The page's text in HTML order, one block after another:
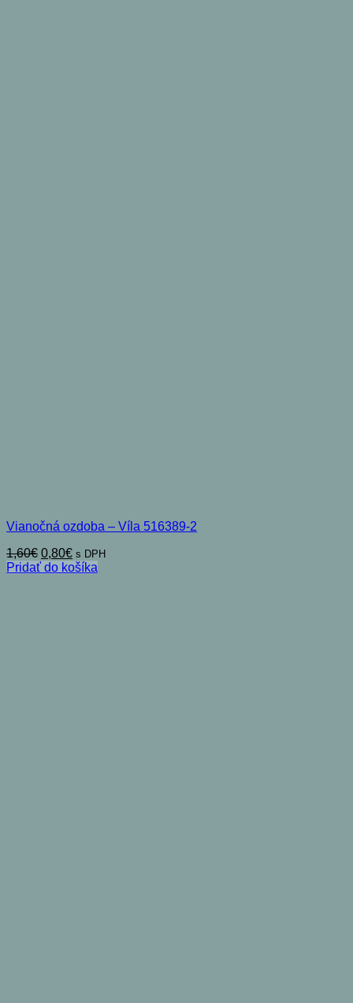
Vianočná ozdoba – Víla 516389-2
1,60€ Pôvodná
cena
0,80€Aktuálna
cena
s DPH
Pridať do košíka